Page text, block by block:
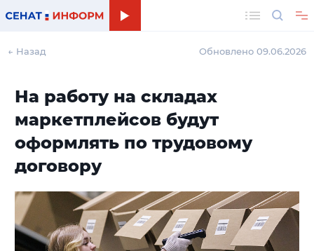
← Назад Обновлено 09.06.2026
На работу на складах
маркетплейсов будут
оформлять по трудовому
договору